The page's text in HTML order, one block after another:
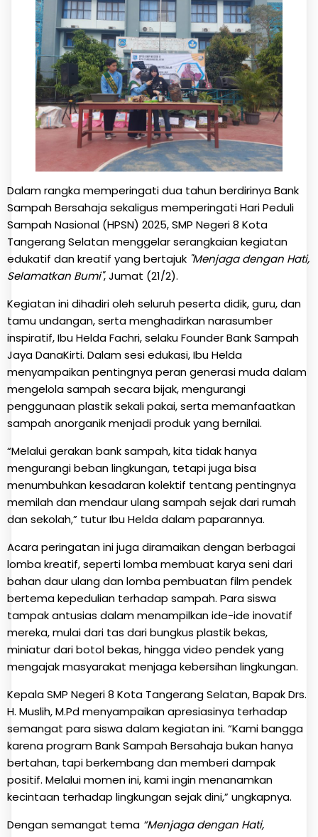
Dalam rangka memperingati dua tahun berdirinya Bank
Sampah Bersahaja sekaligus memperingati Hari Peduli
Sampah Nasional (HPSN) 2025, SMP Negeri 8 Kota
Tangerang Selatan menggelar serangkaian kegiatan
edukatif dan kreatif yang bertajuk "Menjaga dengan Hati,
Selamatkan Bumi", Jumat (21/2).
Kegiatan ini dihadiri oleh seluruh peserta didik, guru, dan
tamu undangan, serta menghadirkan narasumber
inspiratif, Ibu Helda Fachri, selaku Founder Bank Sampah
Jaya DanaKirti. Dalam sesi edukasi, Ibu Helda
menyampaikan pentingnya peran generasi muda dalam
mengelola sampah secara bijak, mengurangi
penggunaan plastik sekali pakai, serta memanfaatkan
sampah anorganik menjadi produk yang bernilai.
“Melalui gerakan bank sampah, kita tidak hanya
mengurangi beban lingkungan, tetapi juga bisa
menumbuhkan kesadaran kolektif tentang pentingnya
memilah dan mendaur ulang sampah sejak dari rumah
dan sekolah,” tutur Ibu Helda dalam paparannya.
Acara peringatan ini juga diramaikan dengan berbagai
lomba kreatif, seperti lomba membuat karya seni dari
bahan daur ulang dan lomba pembuatan film pendek
bertema kepedulian terhadap sampah. Para siswa
tampak antusias dalam menampilkan ide-ide inovatif
mereka, mulai dari tas dari bungkus plastik bekas,
miniatur dari botol bekas, hingga video pendek yang
mengajak masyarakat menjaga kebersihan lingkungan.
Kepala SMP Negeri 8 Kota Tangerang Selatan, Bapak Drs.
H. Muslih, M.Pd menyampaikan apresiasinya terhadap
semangat para siswa dalam kegiatan ini. “Kami bangga
karena program Bank Sampah Bersahaja bukan hanya
bertahan, tapi berkembang dan memberi dampak
positif. Melalui momen ini, kami ingin menanamkan
kecintaan terhadap lingkungan sejak dini,” ungkapnya.
Dengan semangat tema “Menjaga dengan Hati,